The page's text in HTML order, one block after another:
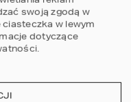
klinkierowe
są wyjątkowo
jego
kolory oraz
nowych
możemy je
swoją zgodą w
w lewym
dotyczące
.